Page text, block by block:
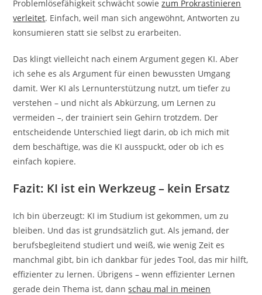
Problemlösefähigkeit schwächt sowiezum Prokrastinieren
verleitet. Einfach, weil man sich angewöhnt, Antworten zu
konsumieren statt sie selbst zu erarbeiten.
Das klingt vielleicht nach einem Argument gegen KI. Aber
ich sehe es als Argument für einen bewussten Umgang
damit. Wer KI als Lernunterstützung nutzt, um tiefer zu
verstehen – und nicht als Abkürzung, um Lernen zu
vermeiden –, der trainiert sein Gehirn trotzdem. Der
entscheidende Unterschied liegt darin, ob ich mich mit
dem beschäftige, was die KI ausspuckt, oder ob ich es
einfach kopiere.
Fazit: KI ist ein Werkzeug – kein Ersatz
Ich bin überzeugt: KI im Studium ist gekommen, um zu
bleiben. Und das ist grundsätzlich gut. Als jemand, der
berufsbegleitend studiert und weiß, wie wenig Zeit es
manchmal gibt, bin ich dankbar für jedes Tool, das mir hilft,
effizienter zu lernen. Übrigens – wenn effizienter Lernen
gerade dein Thema ist, dannschau mal in meinen